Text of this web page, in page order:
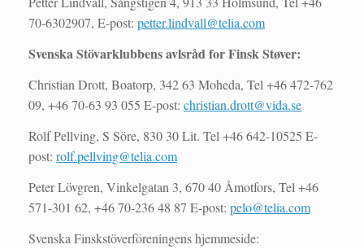
70-6302907, E-post: petter.lindvall@telia.com
Svenska Stövarklubbens avlsråd for Finsk Støver:
Christian Drott, Boatorp, 342 63 Moheda, Tel +46 472-762
09, +46 70-63 93 055 E-post: christian.drott@vida.se
Rolf Pellving, S Söre, 830 30 Lit. Tel +46 642-10525 E-
post: rolf.pellving@telia.com
Peter Lövgren, Vinkelgatan 3, 670 40 Åmotfors, Tel +46
571-301 62, +46 70-236 48 87 E-post: pelo@telia.com
Svenska Finskstöverföreningens hjemmeside: